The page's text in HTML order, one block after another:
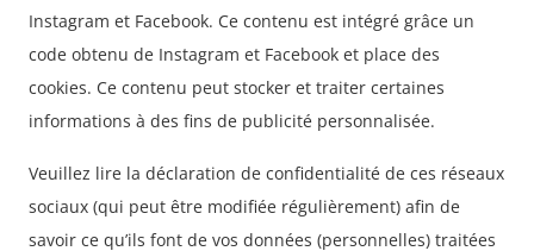
Instagram et Facebook. Ce contenu est intégré grâce un
code obtenu de Instagram et Facebook et place des
cookies. Ce contenu peut stocker et traiter certaines
informations à des fins de publicité personnalisée.
Veuillez lire la déclaration de confidentialité de ces réseaux
sociaux (qui peut être modifiée régulièrement) afin de
savoir ce qu’ils font de vos données (personnelles) traitées